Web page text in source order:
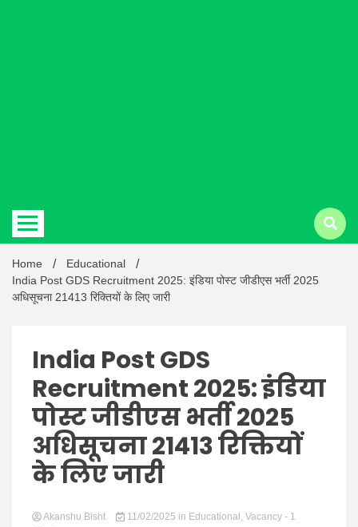
Latest
Hindi
News
Home
Educational
India Post GDS Recruitment 2025: इंडिया पोस्ट जीडीएस भर्ती 2025
अधिसूचना 21413 रिक्तियों के लिए जारी
India Post GDS
Recruitment 2025: इंडिया
पोस्ट जीडीएस भर्ती 2025
अधिसूचना 21413 रिक्तियों
के लिए जारी
Akanshu Bisht 11/02/2025 in Educational , Vacancy - 1